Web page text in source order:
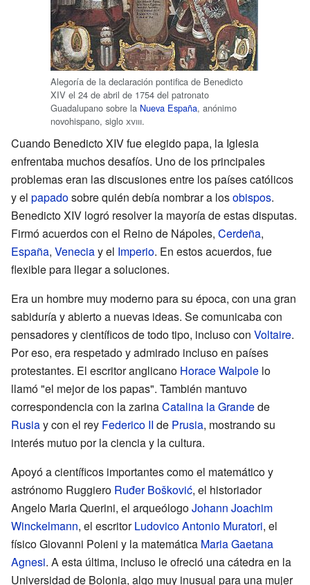
Alegoría de la declaración pontifica de Benedicto
XIV el 24 de abril de 1754 del patronato
Guadalupano sobre la Nueva España, anónimo
novohispano, siglo xviii.
Cuando Benedicto XIV fue elegido papa, la Iglesia
enfrentaba muchos desafíos. Uno de los principales
problemas eran las discusiones entre los países católicos
y el papadosobre quién debía nombrar a losobispos.
Benedicto XIV logró resolver la mayoría de estas disputas.
Firmó acuerdos con el Reino de Nápoles, Cerdeña,
España, Veneciay el Imperio. En estos acuerdos, fue
flexible para llegar a soluciones.
Era un hombre muy moderno para su época, con una gran
sabiduría y abierto a nuevas ideas. Se comunicaba con
pensadores y científicos de todo tipo, incluso con Voltaire.
Por eso, era respetado y admirado incluso en países
protestantes. El escritor anglicano Horace Walpole lo
llamó "el mejor de los papas". También mantuvo
correspondencia con la zarinaCatalina la Grandede
Rusiay con el rey Federico II de Prusia, mostrando su
interés mutuo por la ciencia y la cultura.
Apoyó a científicos importantes como el matemático y
astrónomo Ruggiero Ruđer Bošković, el historiador
Angelo Maria Querini, el arqueólogoJohann Joachim
Winckelmann, el escritorLudovico Antonio Muratori, el
físico Giovanni Poleni y la matemática Maria Gaetana
Agnesi. A esta última, incluso le ofreció una cátedra en la
Universidad de Bolonia, algo muy inusual para una mujer